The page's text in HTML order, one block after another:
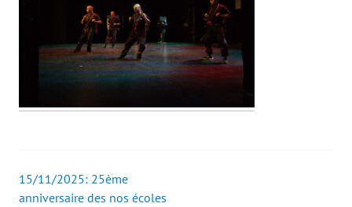
Post
15/11/2025: 25ème
anniversaire des nos écoles